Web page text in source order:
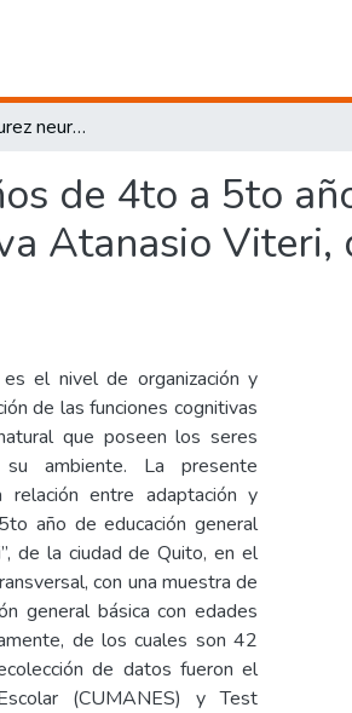
Adaptación y madurez neuropsicológica en niños de 4to a 5to año de educación general básica de la unidad educativa Atanasio Viteri, de la Ciudad de Quito, en el año 2019.
de 4to a 5to
Atanasio Viteri,
el nivel de organización y
de las funciones cognitivas
que poseen los seres
ambiente. La presente
relación entre adaptación y
año de educación general
de la ciudad de Quito, en el
con una muestra de
general básica con edades
de los cuales son 42
de datos fueron el
(CUMANES) y Test